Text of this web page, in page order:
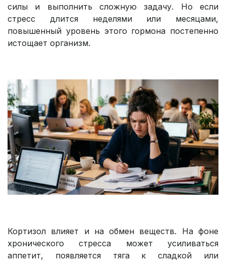
силы и выполнить сложную задачу. Но если
стресс длится неделями или месяцами,
повышенный уровень этого гормона постепенно
истощает организм.
Кортизол влияет и на обмен веществ. На фоне
хронического стресса может усиливаться
аппетит, появляется тяга к сладкой или